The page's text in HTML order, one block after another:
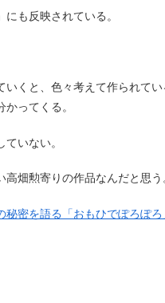
も反映されている。
いくと、色々考えて作られて
ってくる。
いない。
畑勲寄りの作品なんだと思う
秘密を語る「おもひでぽろぽろ